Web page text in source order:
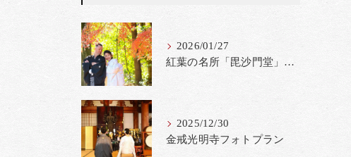
2026/01/27
紅葉の名所「毘沙門堂」撮影料金改定
2025/12/30
金戒光明寺フォトプラン